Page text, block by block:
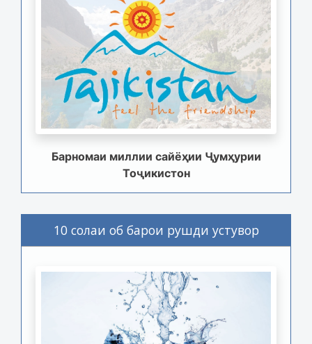
Барномаи миллии сайёҳии Ҷумҳурии
Тоҷикистон
10 солаи об барои рушди устувор